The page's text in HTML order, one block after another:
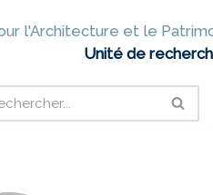
l'Architecture et le
Unité de